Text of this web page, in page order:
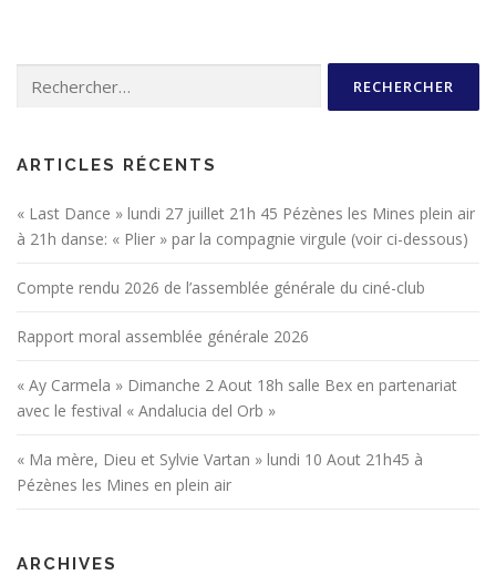
ARTICLES RÉCENTS
« Last Dance » lundi 27 juillet 21h 45 Pézènes les Mines plein air
à 21h danse: « Plier » par la compagnie virgule (voir ci-dessous)
Compte rendu 2026 de l’assemblée générale du ciné-club
Rapport moral assemblée générale 2026
« Ay Carmela » Dimanche 2 Aout 18h salle Bex en partenariat
avec le festival « Andalucia del Orb »
« Ma mère, Dieu et Sylvie Vartan » lundi 10 Aout 21h45 à
Pézènes les Mines en plein air
ARCHIVES